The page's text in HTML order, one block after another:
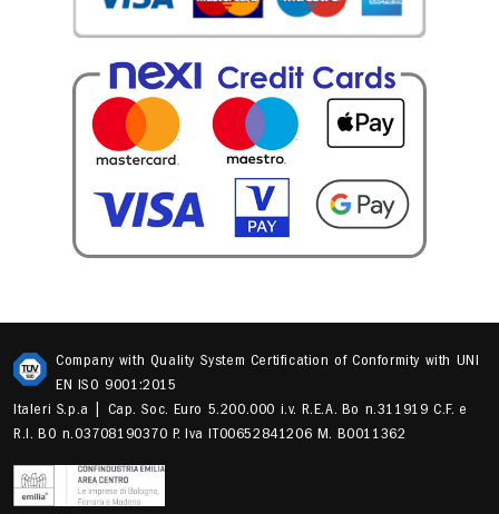
Company with Quality System Certification of Conformity with UNI
EN ISO 9001:2015
Italeri S.p.a | Cap. Soc. Euro 5.200.000 i.v. R.E.A. Bo n.311919 C.F. e
R.I. BO n.03708190370 P. Iva IT00652841206 M. B0011362